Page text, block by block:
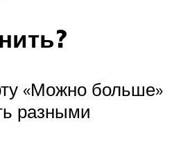
«Можно больше»
разными